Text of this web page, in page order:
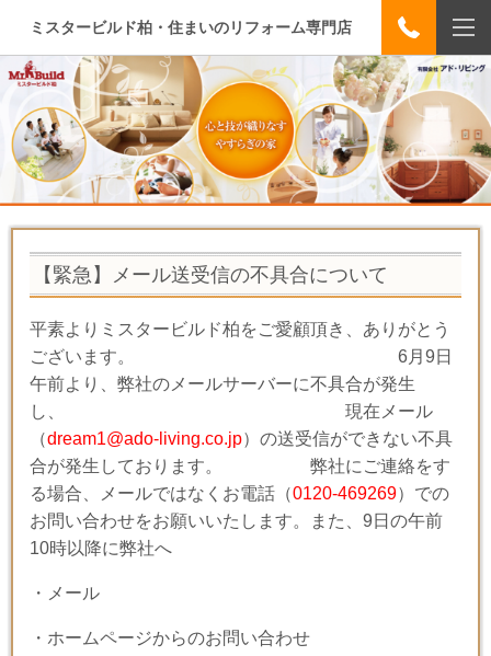
ミスタービルド柏・住まいのリフォーム専門店
【緊急】メール送受信の不具合について
平素よりミスタービルド柏をご愛顧頂き、ありがとう
ございます。 6月9日
午前より、弊社のメールサーバーに不具合が発生
し、 現在メール
（dream1@ado-living.co.jp）の送受信ができない不具
合が発生しております。 弊社にご連絡をす
る場合、メールではなくお電話（0120-469269）での
お問い合わせをお願いいたします。また、9日の午前
10時以降に弊社へ
・メール
・ホームページからのお問い合わせ